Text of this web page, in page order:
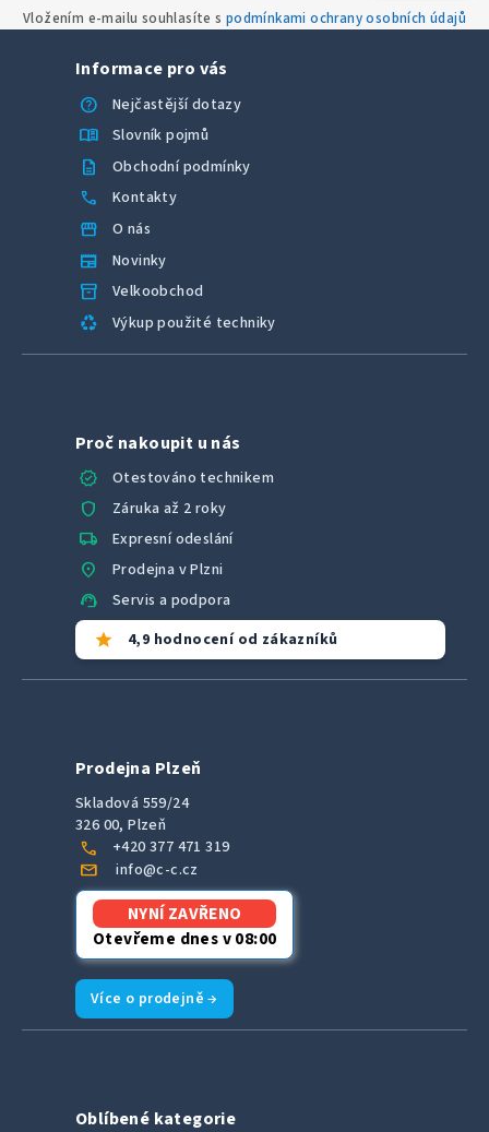
Vložením e-mailu souhlasíte s podmínkami ochrany osobních údajů
Informace pro vás
help
Nejčastější dotazy
menu_book Slovník pojmů
description Obchodní podmínky
call Kontakty
storefront O nás
newspaper Novinky
inventory_2 Velkoobchod
recycling Výkup použité techniky
Proč nakoupit u nás
verified
Otestováno technikem
shield Záruka až 2 roky
local_shipping Expresní odeslání
location_on Prodejna v Plzni
support_agent Servis a podpora
star 4,9 hodnocení od zákazníků
Prodejna Plzeň
Skladová 559/24
326 00, Plzeň
call +420 377 471 319
mail info@c-c.cz
NYNÍ ZAVŘENO
Otevřeme dnes v 08:00
Více o prodejně →
Oblíbené kategorie